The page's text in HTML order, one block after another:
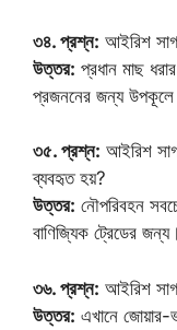
৩৪. প্রশ্ন: আইরিশ
উত্তর: প্রধান মাছ
প্রজননের জন্য
৩৫. প্রশ্ন: আইরিশ
ব্যবহৃত হয়?
উত্তর: নৌপরিবহন
বাণিজ্যিক ট্রেডের জন্য।
৩৬. প্রশ্ন: আইরিশ
উত্তর: এখানে জোয়ার-